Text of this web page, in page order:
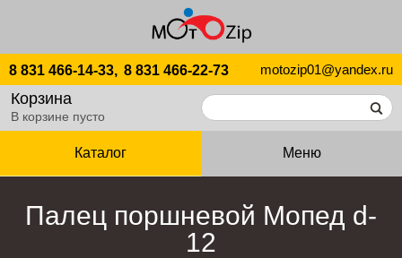
8 831 466-14-33, 8 831 466-22-73 motozip01@yandex.ru
Корзина
В корзине пусто
Каталог Меню
Палец поршневой Мопед d-
12